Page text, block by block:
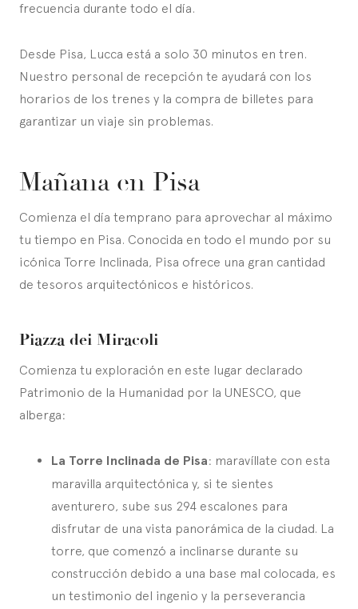
frecuencia durante todo el día.
Desde Pisa, Lucca está a solo 30 minutos en tren.
Nuestro personal de recepción te ayudará con los
horarios de los trenes y la compra de billetes para
garantizar un viaje sin problemas.
Mañana en Pisa
Comienza el día temprano para aprovechar al máximo
tu tiempo en Pisa. Conocida en todo el mundo por su
icónica Torre Inclinada, Pisa ofrece una gran cantidad
de tesoros arquitectónicos e históricos.
Piazza dei Miracoli
Comienza tu exploración en este lugar declarado
Patrimonio de la Humanidad por la UNESCO, que
alberga:
La Torre Inclinada de Pisa: maravíllate con esta
maravilla arquitectónica y, si te sientes
aventurero, sube sus 294 escalones para
disfrutar de una vista panorámica de la ciudad. La
torre, que comenzó a inclinarse durante su
construcción debido a una base mal colocada, es
un testimonio del ingenio y la perseverancia